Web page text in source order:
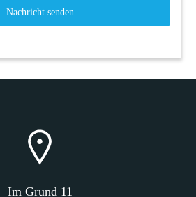
Nachricht senden
Im Grund 11